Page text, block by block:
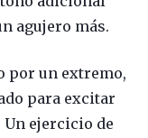
agujero más.
por un extremo,
para excitar
ejercicio de